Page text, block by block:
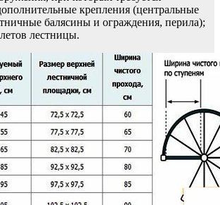
крепления (центральные
балясины и ограждения, перила);
лестницы.